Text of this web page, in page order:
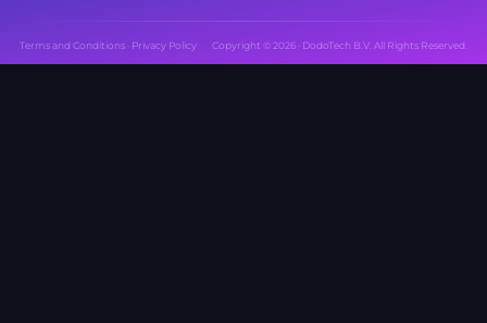
Terms and Conditions · Privacy Policy Copyright © 2026 · DodoTech B.V. All Rights Reserved.